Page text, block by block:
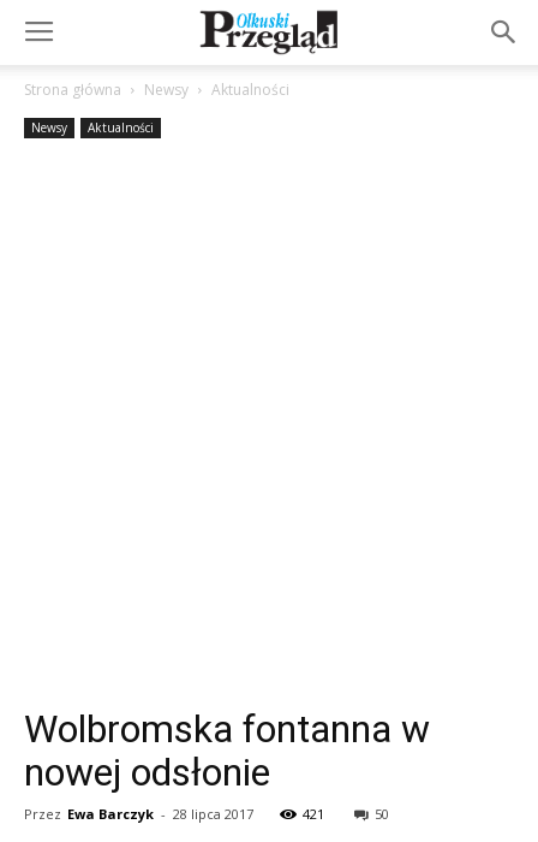
Strona główna Newsy Aktualności
Newsy Aktualności
Wolbromska fontanna w
nowej odsłonie
Przez Ewa Barczyk - 28 lipca 2017 421 50